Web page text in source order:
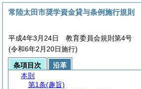
常陸太田市奨学資金貸与条例施行規則
平成4年3月24日 教育委員会規則第4号
(令和6年2月20日施行)
条項目次
沿革
本則
第1条(趣旨)